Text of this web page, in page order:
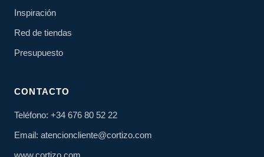
Inspiración
Red de tiendas
Presupuesto
CONTACTO
Teléfono: +34 676 80 52 22
Email: atencioncliente@cortizo.com
www.cortizo.com